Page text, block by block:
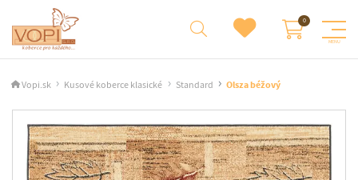
Vopi.sk Kusové koberce klasické Standard Olsza béžový